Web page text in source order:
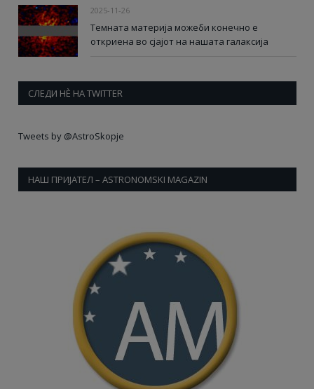
2025-11-26
Темната материја можеби конечно е
откриена во сјајот на нашата галаксија
СЛЕДИ НÈ НА TWITTER
Tweets by @AstroSkopje
НАШ ПРИЈАТЕЛ – ASTRONOMSKI MAGAZIN